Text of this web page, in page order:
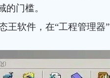
的门槛。
王软件，在“工程管理器